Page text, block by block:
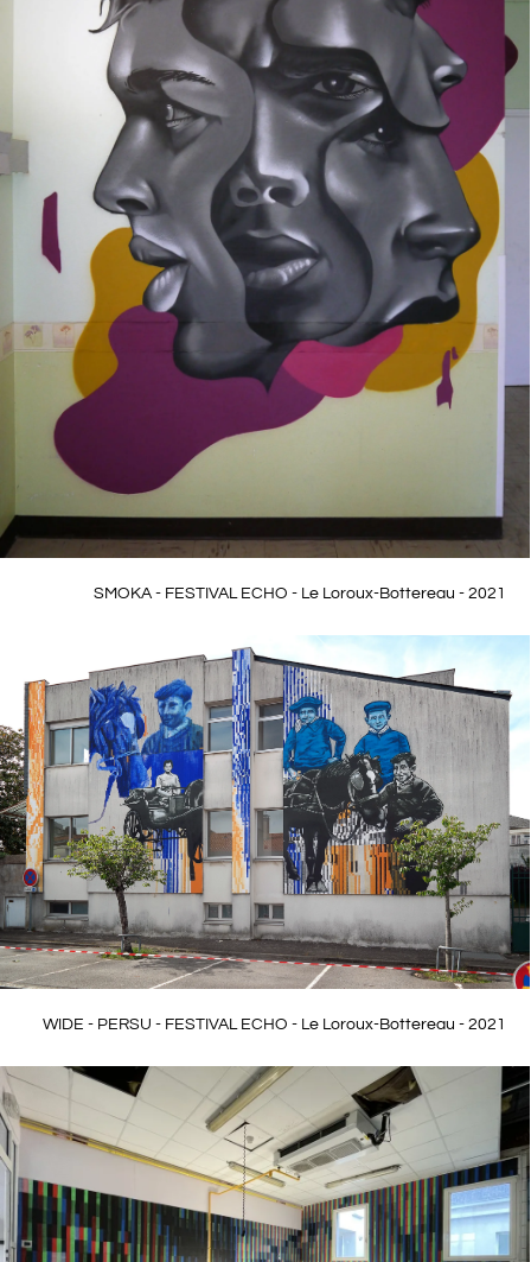
SMOKA - FESTIVAL ECHO - Le Loroux-Bottereau - 2021
WIDE - PERSU - FESTIVAL ECHO - Le Loroux-Bottereau - 2021